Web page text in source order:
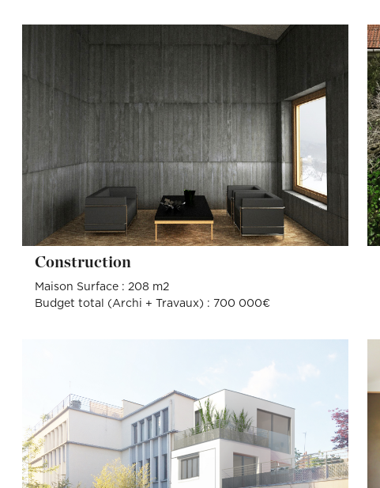
Construction
Maison Surface : 208 m2
Budget total (Archi + Travaux) : 700 000€